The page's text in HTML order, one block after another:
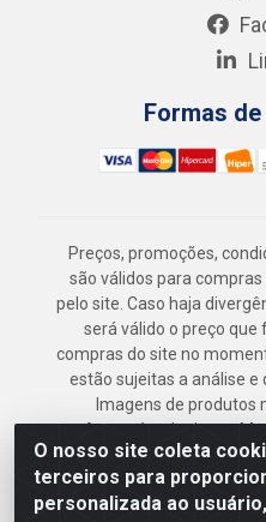
O nosso site coleta
terceiros para
personalizada ao
Formas
Preços, promoções,
são válidos para
pelo site. Caso haja
será válido o preço que
compras do site no
estão sujeitas a análise e
Imagens de produtos
Armazém Jenipapo
Geral LTDA - Rua das
Recife/PE - CEP